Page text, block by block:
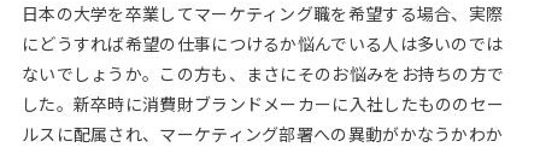
日本の大学を卒業してマーケティング職を希望する場合、実際
にどうすれば希望の仕事につけるか悩んでいる人は多いのでは
ないでしょうか。この方も、まさにそのお悩みをお持ちの方で
した。新卒時に消費財ブランドメーカーに入社したもののセー
ルスに配属され、マーケティング部署への異動がかなうかわか